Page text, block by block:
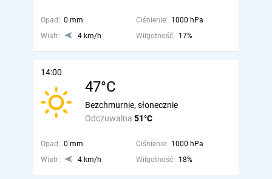
Opad: 0 mm Ciśnienie: 1000 hPa
Wiatr:
4 km/h Wilgotność: 17%
14:00
47°C
Odczuwalna 51°C
Bezchmurnie, słonecznie
Opad: 0 mm Ciśnienie: 1000 hPa
Wiatr:
4 km/h Wilgotność: 18%